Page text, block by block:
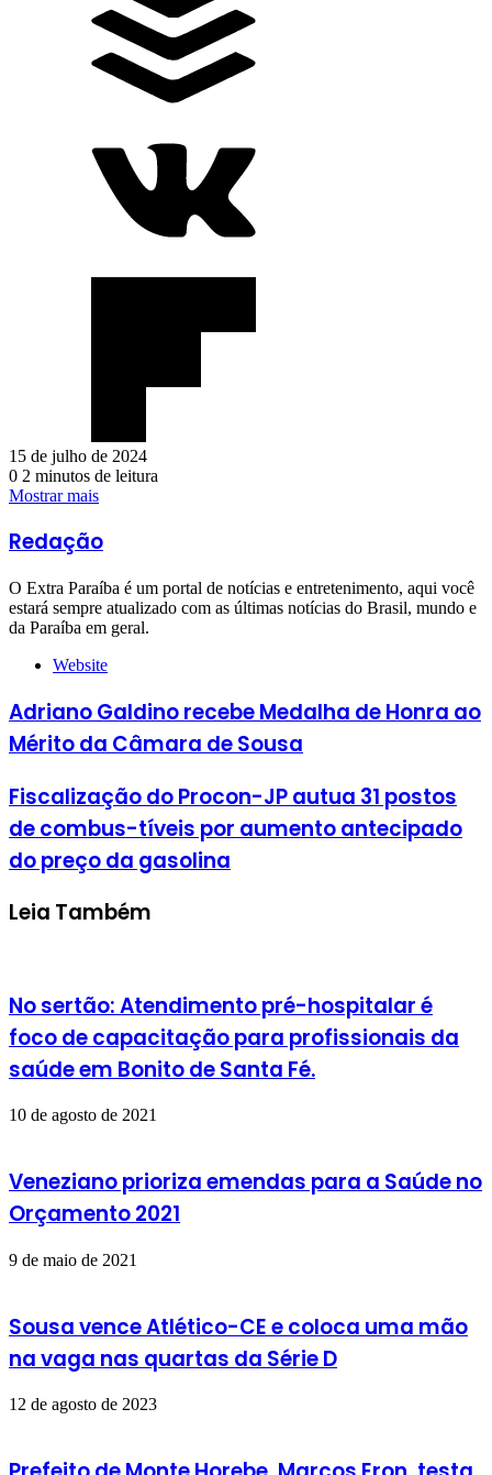
15 de julho de 2024
0 2 minutos de leitura
Mostrar mais
Redação
O Extra Paraíba é um portal de notícias e entretenimento, aqui você
estará sempre atualizado com as últimas notícias do Brasil, mundo e
da Paraíba em geral.
Website
Adriano Galdino recebe Medalha de Honra ao
Mérito da Câmara de Sousa
Fiscalização do Procon-JP autua 31 postos
de combus-tíveis por aumento antecipado
do preço da gasolina
Leia Também
No sertão: Atendimento pré-hospitalar é
foco de capacitação para profissionais da
saúde em Bonito de Santa Fé.
10 de agosto de 2021
Veneziano prioriza emendas para a Saúde no
Orçamento 2021
9 de maio de 2021
Sousa vence Atlético-CE e coloca uma mão
na vaga nas quartas da Série D
12 de agosto de 2023